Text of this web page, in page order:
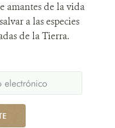
amantes de la vida
a las especies
de la Tierra.